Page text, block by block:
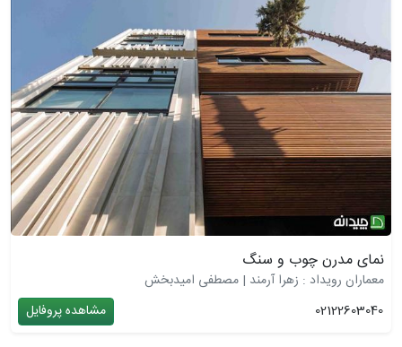
نمای مدرن چوب و سنگ
معماران رویداد : زهرا آرمند | مصطفی امیدبخش
02122603040
مشاهده پروفایل